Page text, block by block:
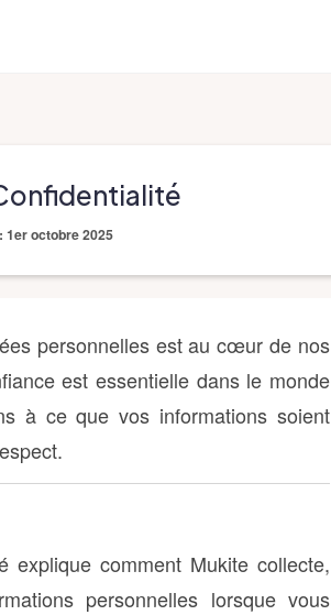
1er octobre 2025
personnelles est au cœur de nos
est essentielle dans le monde
à ce que vos informations soient
explique comment Mukite collecte,
personnelles lorsque vous